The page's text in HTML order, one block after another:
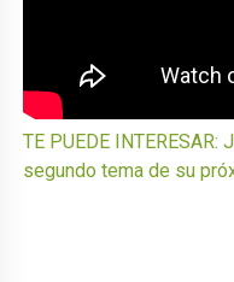
TE PUEDE INTERESAR:
segundo tema de su